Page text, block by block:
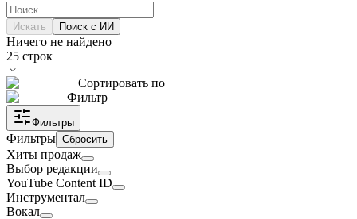
Искать Поиск с ИИ
Ничего не найдено
25 строк
Сортировать по
Фильтр
Фильтры
Фильтры Сбросить
Хиты продаж
Выбор редакции
YouTube Content ID
Инструментал
Вокал